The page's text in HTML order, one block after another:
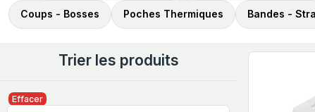
Coups - Bosses Poches Thermiques Bandes -
Trier les produits
Effacer